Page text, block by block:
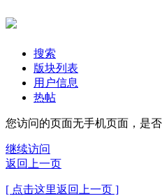
搜索
版块列表
用户信息
热帖
您访问的页面无手机页面，是
继续访问
返回上一页
[ 点击这里返回上一页 ]